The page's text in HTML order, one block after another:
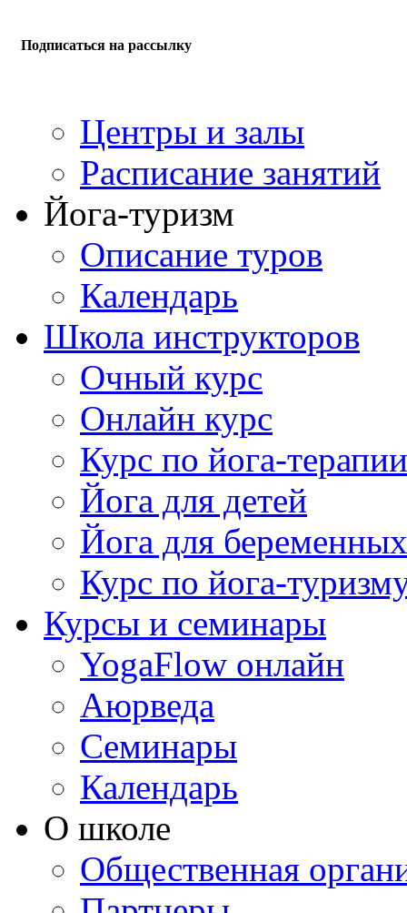
Подписаться на рассылку
Центры и залы
Расписание занятий
Йога-туризм
Описание туров
Календарь
Школа инструкторов
Очный курс
Онлайн курс
Курс по йога-терапии
Йога для детей
Йога для беременных
Курс по йога-
Курсы и семинары
YogaFlow онлайн
Аюрведа
Семинары
Календарь
О школе
Общественная